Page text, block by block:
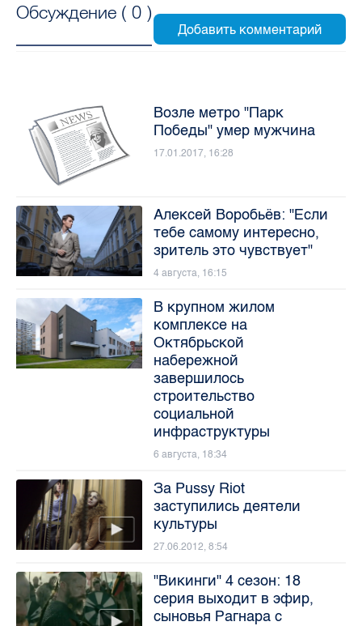
Обсуждение ( 0 )
Возле метро "Парк
Победы" умер мужчина
17.01.2017, 16:28
Алексей Воробьёв: "Если
тебе самому интересно,
зритель это чувствует"
4 августа, 16:15
В крупном жилом
комплексе на
Октябрьской
набережной
завершилось
строительство
социальной
инфраструктуры
6 августа, 18:34
За Pussy Riot
заступились деятели
культуры
27.06.2012, 8:54
"Викинги" 4 сезон: 18
серия выходит в эфир,
сыновья Рагнара с